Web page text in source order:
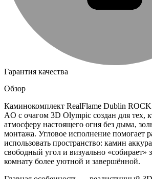
Гарантия качества
Обзор
Каминокомплект RealFlame Dublin
AO с очагом 3D Olympic создан для тех,
атмосферу настоящего огня без дыма,
монтажа. Угловое исполнение помогает
использовать пространство: камин
свободный угол и визуально «собирает»
комнату более уютной и завершённой.